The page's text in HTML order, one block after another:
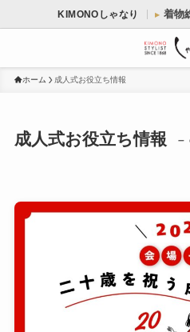
KIMONOしゃなり 着物
ホーム 成人式お役立ち情報
成人式お役立ち情報 –